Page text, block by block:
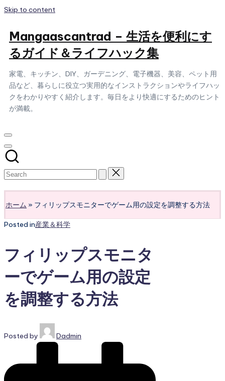
Skip to content
Mangaascantrad – 生活を便利にす
るガイド＆ライフハック集
家電、キッチン、DIY、ガーデニング、電子機器、美容、ペット用
品など、暮らしに役立つ実用的なインストラクションやライフハッ
クをわかりやすく紹介します。毎日をより快適にするためのヒント
が満載。
ホーム » フィリップスモニターでゲーム用の設定を調整する方法
Posted in産業＆科学
フィリップスモニタ
ーでゲーム用の設定
を調整する方法
Posted by Dadmin